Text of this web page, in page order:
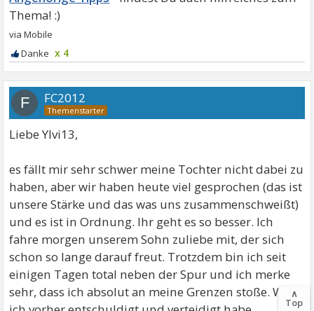
x 4
F FC2012
Liebe Ylvi13,
es fällt mir sehr schwer meine Tochter nicht dabei zu
haben, aber wir haben heute viel gesprochen (das ist
unsere Stärke und das was uns zusammenschweißt)
und es ist in Ordnung. Ihr geht es so besser. Ich
fahre morgen unserem Sohn zuliebe mit, der sich
schon so lange darauf freut. Trotzdem bin ich seit
einigen Tagen total neben der Spur und ich merke
sehr, dass ich absolut an meine Grenzen stoße. Was
∧
Top